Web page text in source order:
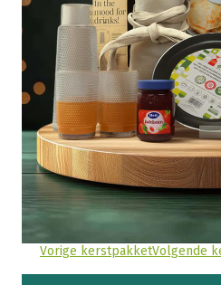
Vorige kerstpakketVolgende